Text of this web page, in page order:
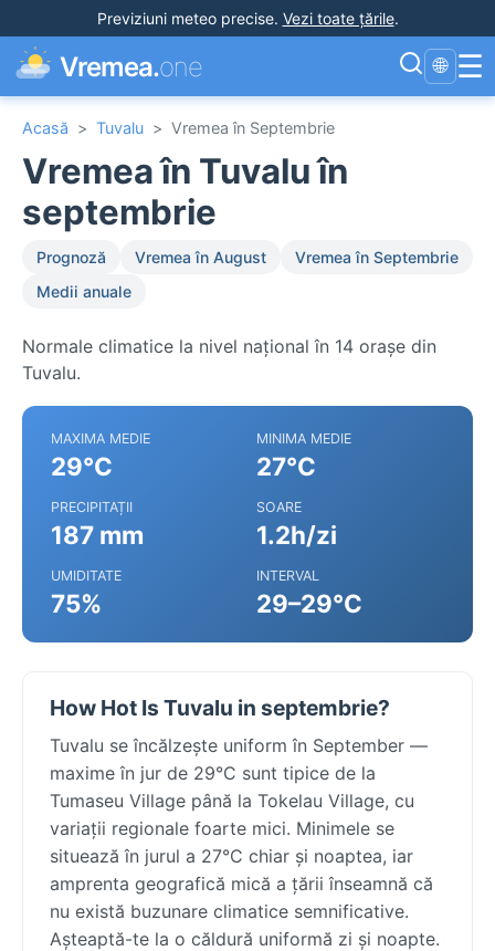
Previziuni meteo precise. Vezi toate țările.
Vremea.one 🌐 ☰
Acasă > Tuvalu > Vremea în Septembrie
Vremea în Tuvalu în
septembrie
Prognoză Vremea în August
Vremea în Septembrie
Medii anuale
Normale climatice la nivel național în 14 orașe din
Tuvalu.
MAXIMA MEDIE
29°C
MINIMA MEDIE
27°C
PRECIPITAȚII
187 mm
SOARE
1.2h/zi
UMIDITATE
75%
INTERVAL
29–29°C
How Hot Is Tuvalu in septembrie?
Tuvalu se încălzește uniform în September —
maxime în jur de 29°C sunt tipice de la
Tumaseu Village până la Tokelau Village, cu
variații regionale foarte mici. Minimele se
situează în jurul a 27°C chiar și noaptea, iar
amprenta geografică mică a țării înseamnă că
nu există buzunare climatice semnificative.
Așteaptă-te la o căldură uniformă zi și noapte.